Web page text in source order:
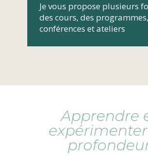
Je vous propose plusieurs
des cours, des
conférences et ateliers
Apprendre